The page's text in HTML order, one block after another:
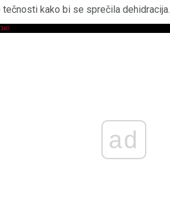
tečnosti kako bi se sprečila dehidracija.
ad